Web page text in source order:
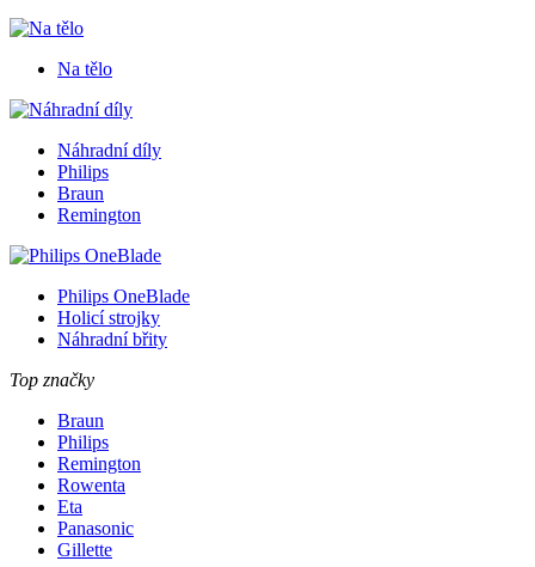
Na tělo
Náhradní díly
Philips
Braun
Remington
Philips OneBlade
Holicí strojky
Náhradní břity
Top značky
Braun
Philips
Remington
Rowenta
Eta
Panasonic
Gillette